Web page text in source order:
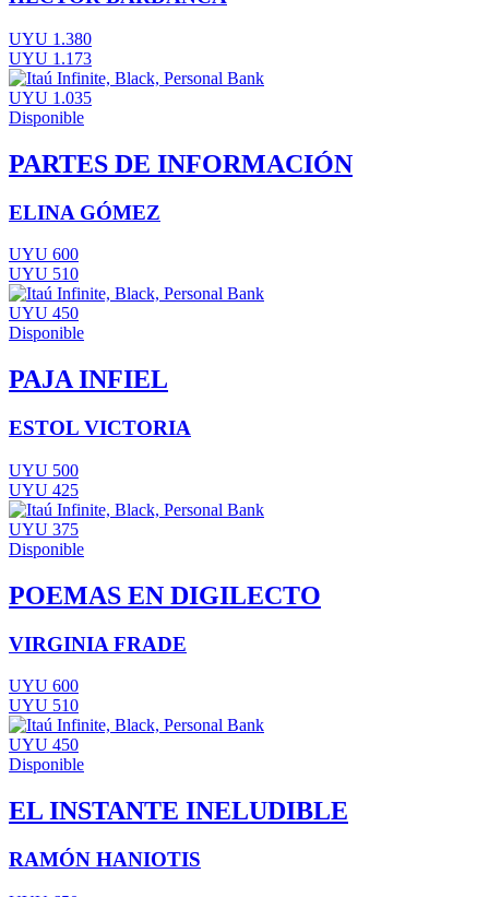
UYU 1.380
UYU 1.173
UYU 1.035
Disponible
PARTES DE INFORMACIÓN
ELINA GÓMEZ
UYU 600
UYU 510
UYU 450
Disponible
PAJA INFIEL
ESTOL VICTORIA
UYU 500
UYU 425
UYU 375
Disponible
POEMAS EN DIGILECTO
VIRGINIA FRADE
UYU 600
UYU 510
UYU 450
Disponible
EL INSTANTE INELUDIBLE
RAMÓN HANIOTIS